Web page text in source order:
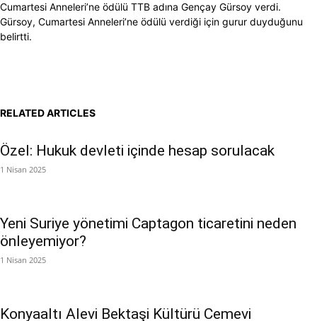
Cumartesi Anneleri’ne ödülü TTB adına Gençay Gürsoy verdi.
Gürsoy, Cumartesi Anneleri’ne ödülü verdiği için gurur duyduğunu
belirtti.
RELATED ARTICLES
Özel: Hukuk devleti içinde hesap sorulacak
1 Nisan 2025
Yeni Suriye yönetimi Captagon ticaretini neden
önleyemiyor?
1 Nisan 2025
Konyaaltı Alevi Bektaşi Kültürü Cemevi